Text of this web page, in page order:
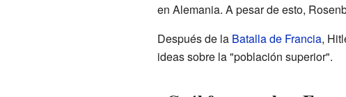
en Alemania. A pesar de esto,
Después de la Batalla de Francia,
ideas sobre la "población superior".